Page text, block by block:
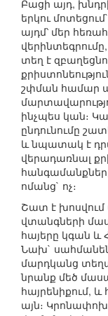
Բացի այդ,
երկու
այդմ՝ մեր
տեղ է
շփման համար
ինչպես կան։
ընդունումը
և նպատակ է
վերադառնալ
ոմանց` ոչ։
Շատ է
վտանգների
հայերը կգան և
Նախ`
մարդկանց
նրանք մեծ
հայրենիքում, և
այն։ Կրոնափոխ